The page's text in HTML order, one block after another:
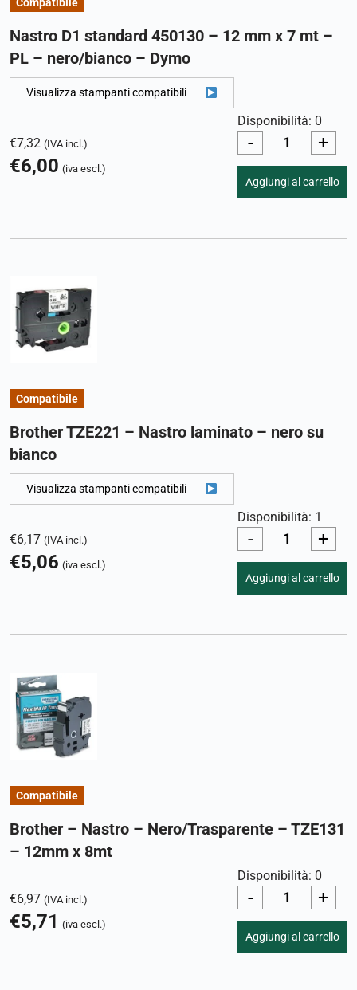
Compatibile
Nastro D1 standard 450130 – 12 mm x 7 mt –
PL – nero/bianco – Dymo
Visualizza stampanti compatibili
€7,32 (IVA incl.)
€6,00 (iva escl.)
Disponibilità: 0
- +
Aggiungi al carrello
Compatibile
Brother TZE221 – Nastro laminato – nero su
bianco
Visualizza stampanti compatibili
€6,17 (IVA incl.)
€5,06 (iva escl.)
Disponibilità: 1
- +
Aggiungi al carrello
Compatibile
Brother – Nastro – Nero/Trasparente – TZE131
– 12mm x 8mt
€6,97 (IVA incl.)
€5,71 (iva escl.)
Disponibilità: 0
- +
Aggiungi al carrello